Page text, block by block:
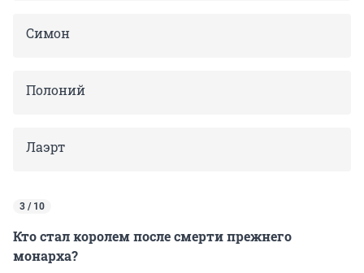
Симон
Полоний
Лаэрт
3 / 10
Кто стал королем после смерти прежнего
монарха?